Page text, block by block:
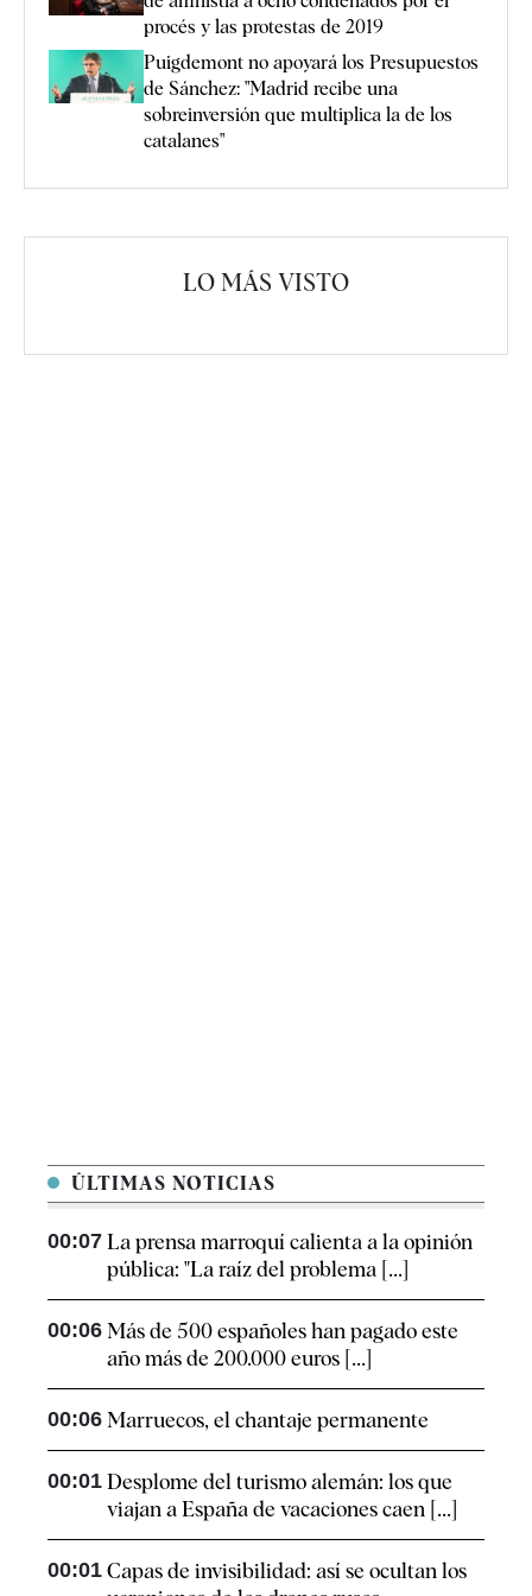
procés y las protestas de 2019
Puigdemont no apoyará los Presupuestos
de Sánchez: "Madrid recibe una
sobreinversión que multiplica la de los
catalanes"
LO MÁS VISTO
ÚLTIMAS NOTICIAS
00:07 La prensa marroquí calienta a la opinión
pública: "La raíz del problema [...]
00:06 Más de 500 españoles han pagado este
año más de 200.000 euros [...]
00:06 Marruecos, el chantaje permanente
00:01 Desplome del turismo alemán: los que
viajan a España de vacaciones caen [...]
00:01 Capas de invisibilidad: así se ocultan los